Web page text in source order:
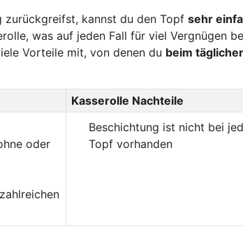
zurückgreifst, kannst du den Topf sehr
was auf jeden Fall für viel Vergnügen
Vorteile mit, von denen du beim
Kasserolle Nachteile
oder
Beschichtung ist nicht bei
Topf vorhanden